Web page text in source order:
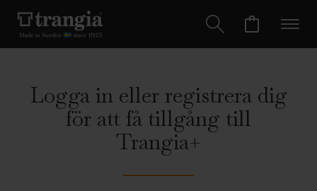
Logga in eller registrera dig
för att få tillgång till
Trangia+